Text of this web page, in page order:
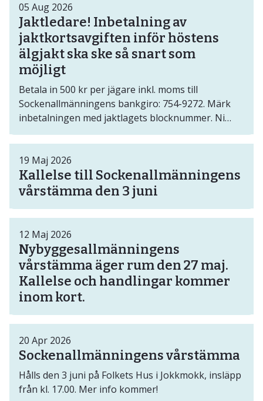
Jaktledare! Inbetalning av
jaktkortsavgiften inför höstens
älgjakt ska ske så snart som
möjligt
05 Aug 2026
Betala in 500 kr per jägare inkl. moms till
Sockenallmänningens bankgiro: 754-9272. Märk
inbetalningen med jaktlagets blocknummer. Ni
som redan betalat in kan bortse från påminnelsen.
Kallelse till Sockenallmänningens
vårstämma den 3 juni
19 Maj 2026
Nybyggesallmänningens
vårstämma äger rum den 27 maj.
Kallelse och handlingar kommer
inom kort.
12 Maj 2026
Sockenallmänningens vårstämma
20 Apr 2026
Hålls den 3 juni på Folkets Hus i Jokkmokk, insläpp
från kl. 17.00. Mer info kommer!